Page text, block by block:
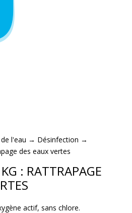
l'eau → Désinfection →
des eaux vertes
: RATTRAPAGE
actif, sans chlore.